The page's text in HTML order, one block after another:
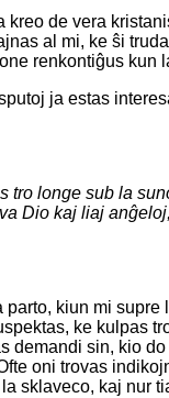
de vera
al mi, ke ŝi
renkontiĝus kun
ja estas
longe sub la
Dio kaj liaj
kiun mi supre
ke kulpas
demandi sin, kio
oni trovas
sklaveco, kaj nur